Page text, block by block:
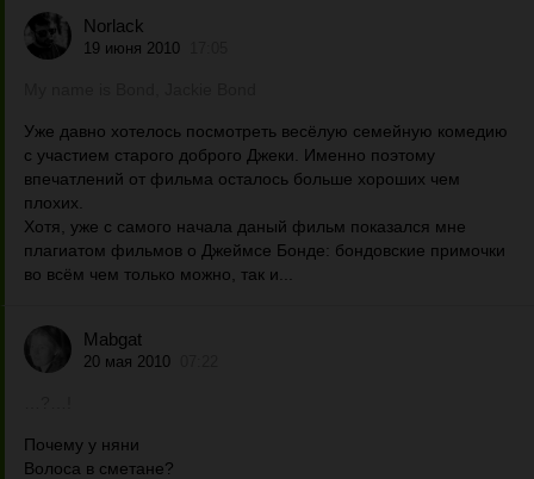
Norlack
19 июня 2010
Уже давно хотелось посмотреть весёлую семейную комедию
с участием старого доброго Джеки. Именно поэтому
впечатлений от фильма осталось больше хороших чем
плохих.
Хотя, уже с самого начала даный фильм показался мне
плагиатом фильмов о Джеймсе Бонде: бондовские примочки
во всём чем только можно, так и...
Mabgat
20 мая 2010
Почему у няни
Волоса в сметане?